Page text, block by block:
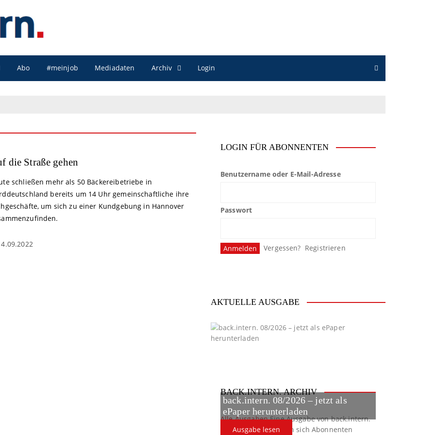
Abo #meinjob Mediadaten Archiv Login
die Straße gehen
schließen mehr als 50 Bäckereibetriebe in
bereits um 14 Uhr gemeinschaftliche ihre
um sich zu einer Kundgebung in Hannover
LOGIN FÜR ABONNENTEN
Benutzername oder E-Mail-Adresse
Passwort
Vergessen? Registrieren
AKTUELLE AUSGABE
back.intern. 08/2026 – jetzt als
ePaper herunterladen
Ausgabe lesen
BACK.INTERN. ARCHIV
Alle AusgabenEine Ausgabe von back.intern.
verpasst? Hier können sich Abonnenten